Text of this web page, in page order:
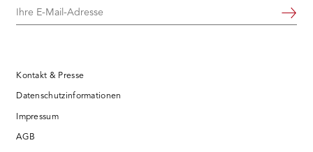
Ihre
Weiter
Kontakt & Presse
Datenschutzinformationen
Impressum
AGB